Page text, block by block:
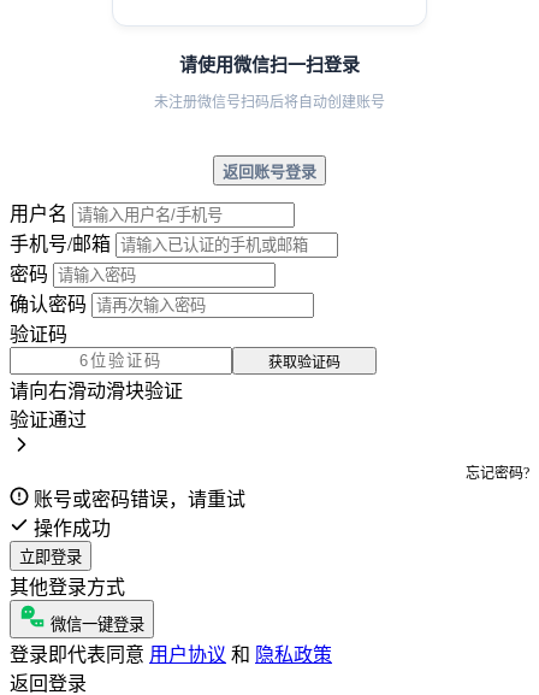
请使用微信扫一扫登录
未注册微信号扫码后将自动创建账号
返回账号登录
用户名
手机号/邮箱
密码
确认密码
验证码
获取验证码
请向右滑动滑块验证
验证通过
忘记密码?
账号或密码错误，请重试
操作成功
立即登录
其他登录方式
微信一键登录
登录即代表同意 用户协议 和 隐私政策
返回登录